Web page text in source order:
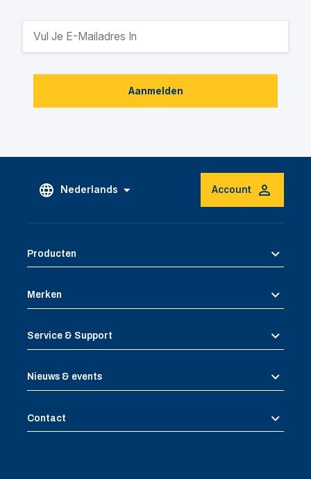
Aanmelden
Nederlands Account
Producten
Merken
Service & Support
Nieuws & events
Contact